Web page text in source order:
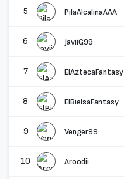
5 PilaAlcalinaAAA
6 JaviiG99
7 ElAztecaFantasy
8 ElBielsaFantasy
9 Venger99
10 Aroodii